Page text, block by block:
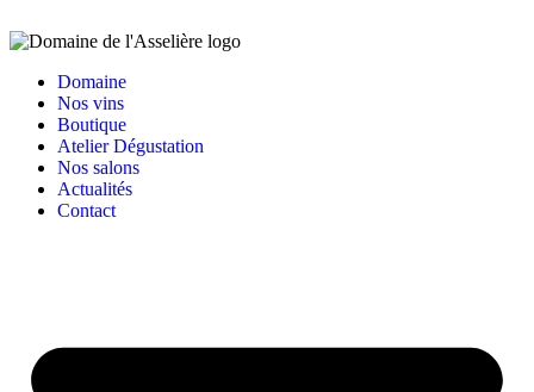
Domaine
Nos vins
Boutique
Atelier Dégustation
Nos salons
Actualités
Contact